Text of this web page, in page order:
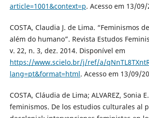
article=1001&context=p. Acesso em 13/09/
COSTA, Claudia J. de Lima. “Feminismos
além do humano”. Revista Estudos
v. 22, n. 3, dez. 2014. Disponível em
https://www.scielo.br/j/ref/a/
lang=pt&format=html. Acesso em 13/09/
COSTA, Cláudia de Lima; ALVAREZ, Sonia
feminismos. De los estudios culturales al